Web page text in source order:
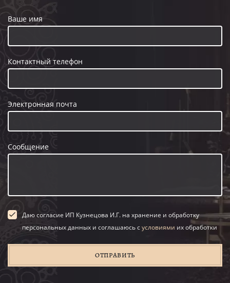
Ваше имя
Контактный телефон
Электронная почта
Сообщение
Даю согласие ИП Кузнецова И.Г. на хранение и обработку
персональных данных и соглашаюсь сусловиями их обработки
ОТПРАВИТЬ